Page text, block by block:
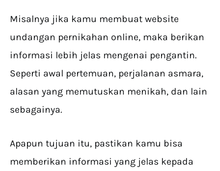
Misalnya jika kamu membuat website
undangan pernikahan online, maka berikan
informasi lebih jelas mengenai pengantin.
Seperti awal pertemuan, perjalanan asmara,
alasan yang memutuskan menikah, dan lain
sebagainya.
Apapun tujuan itu, pastikan kamu bisa
memberikan informasi yang jelas kepada